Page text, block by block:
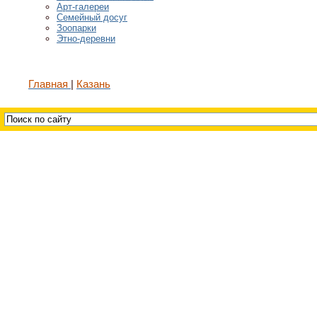
Арт-галереи
Семейный досуг
Зоопарки
Этно-деревни
Главная Казань